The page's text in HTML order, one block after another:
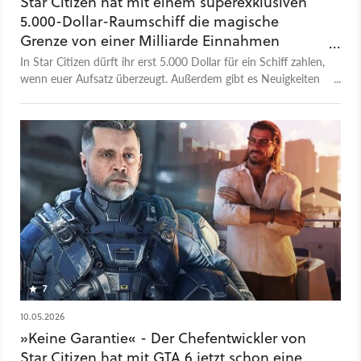
Gameplay-Features, beispielsweise Mining, erweitert wird.
Spiel PC Action Weltraum-Action
Cloud Imperium Games
5.000-Dollar-Raumschiff die magische
Grenze von einer Milliarde Einnahmen
geknackt
In Star Citizen dürft ihr erst 5.000 Dollar für ein Schiff zahlen,
wenn euer Aufsatz überzeugt. Außerdem gibt es Neuigkeiten
7
10.05.2026
»Keine Garantie« - Der Chefentwickler von